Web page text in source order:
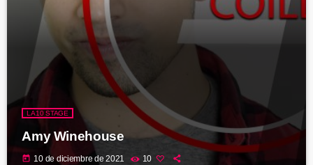
LA10 STAGE
Amy Winehouse
today 10 de diciembre de 2021 10